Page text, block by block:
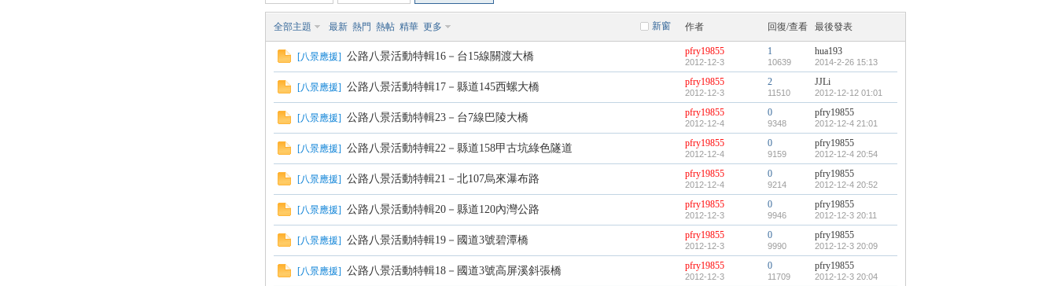
新窗
全部主題 最新 熱門 熱帖 精華 更多 作者 回復/查看 最後發表
[八景應援] 公路八景活動特輯16－台15線關渡大橋 pfry19855
2012-12-3
1
10639
hua193
2014-2-26 15:13
[八景應援] 公路八景活動特輯17－縣道145西螺大橋 pfry19855
2012-12-3
2
11510
JJLi
2012-12-12 01:01
[八景應援] 公路八景活動特輯23－台7線巴陵大橋 pfry19855
2012-12-4
0
9348
pfry19855
2012-12-4 21:01
[八景應援] 公路八景活動特輯22－縣道158甲古坑綠色隧道 pfry19855
2012-12-4
0
9159
pfry19855
2012-12-4 20:54
[八景應援] 公路八景活動特輯21－北107烏來瀑布路 pfry19855
2012-12-4
0
9214
pfry19855
2012-12-4 20:52
[八景應援] 公路八景活動特輯20－縣道120內灣公路 pfry19855
2012-12-3
0
9946
pfry19855
2012-12-3 20:11
[八景應援] 公路八景活動特輯19－國道3號碧潭橋 pfry19855
2012-12-3
0
9990
pfry19855
2012-12-3 20:09
[八景應援] 公路八景活動特輯18－國道3號高屏溪斜張橋 pfry19855
2012-12-3
0
11709
pfry19855
2012-12-3 20:04